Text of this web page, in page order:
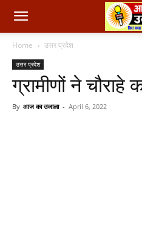
Home उत्तर प्रदेश
उत्तर प्रदेश
ग्रामीणों ने चौराहे
By आज का उजाला - April 6, 2022